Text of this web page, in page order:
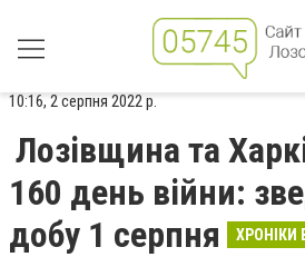
10:16, 2 серпня 2022 р.
Лозівщина та
160 день війни:
добу 1 серпня
ХРОНІКИ